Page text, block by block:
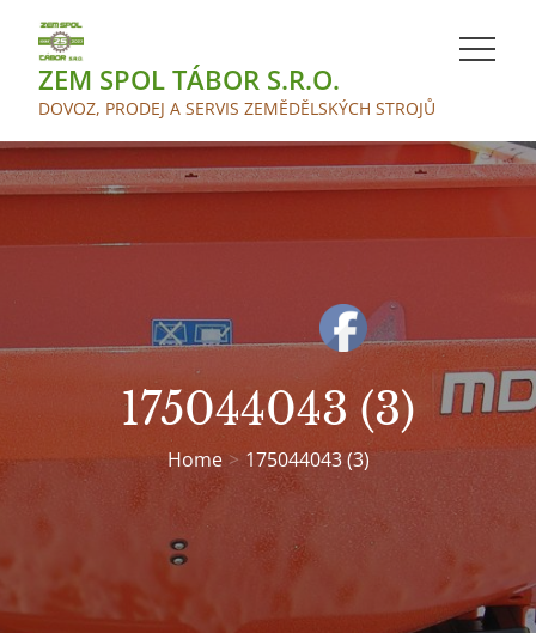
contentZEM SPOL TÁBOR S.R.O.
DOVOZ, PRODEJ A SERVIS ZEMĚDĚLSKÝCH STROJŮ
175044043 (3)
Home 175044043 (3)